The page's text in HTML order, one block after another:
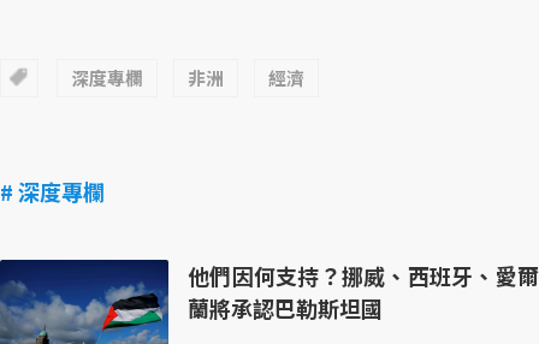
深度專欄 非洲 經濟
# 深度專欄
他們因何支持？挪威、西班牙、愛爾
蘭將承認巴勒斯坦國